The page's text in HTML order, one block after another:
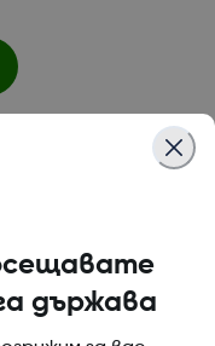
държава